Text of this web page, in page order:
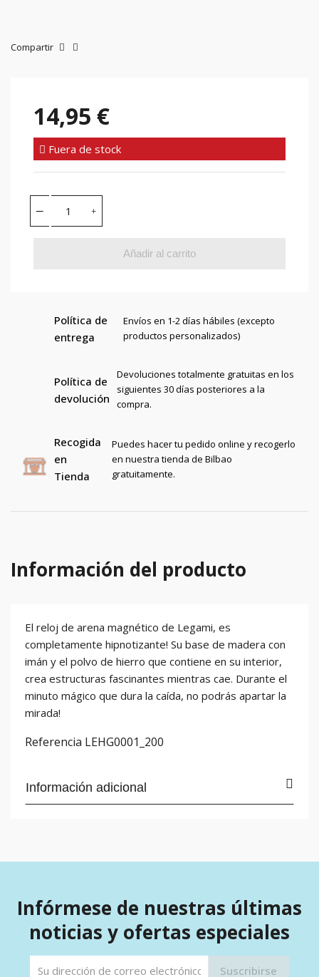
Compartir
14,95 €
Fuera de stock
Añadir al carrito
Política de
entrega
Envíos en 1-2 días hábiles (excepto
productos personalizados)
Política de
devolución
Devoluciones totalmente gratuitas en los
siguientes 30 días posteriores a la
compra.
Recogida
en
Tienda
Puedes hacer tu pedido online y recogerlo
en nuestra tienda de Bilbao
gratuitamente.
Información del producto
El reloj de arena magnético de Legami, es
completamente hipnotizante! Su base de madera con
imán y el polvo de hierro que contiene en su interior,
crea estructuras fascinantes mientras cae. Durante el
minuto mágico que dura la caída, no podrás apartar la
mirada!
Referencia LEHG0001_200
Información adicional
Infórmese de nuestras últimas
noticias y ofertas especiales